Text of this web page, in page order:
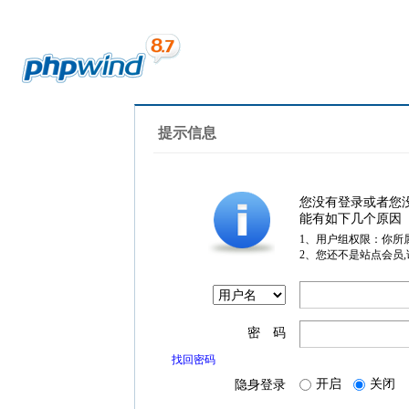
提示信息
您没有登录或者您
能有如下几个原因
1、用户组权限：你所
2、您还不是站点会员
密 码
找回密码
隐身登录 开启 关闭